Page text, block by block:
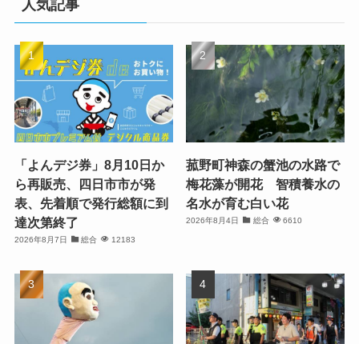
人気記事
「よんデジ券」8月10日か
ら再販売、四日市市が発
表、先着順で発行総額に到
達次第終了
2026年8月7日 総合 12183
菰野町神森の蟹池の水路で
梅花藻が開花 智積養水の
名水が育む白い花
2026年8月4日 総合 6610